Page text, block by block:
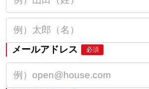
メールアドレス 必須